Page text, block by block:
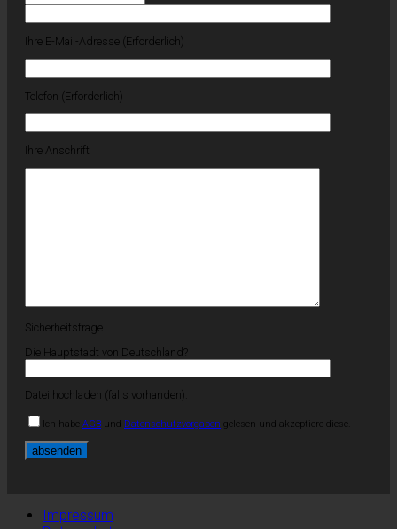
Ihre E-Mail-Adresse (Erforderlich)
Telefon (Erforderlich)
Ihre Anschrift
Sicherheitsfrage
Die Hauptstadt von Deutschland?
Datei hochladen (falls vorhanden):
Ich habe AGB und Datenschutzvorgaben gelesen und akzeptiere diese.
Impressum